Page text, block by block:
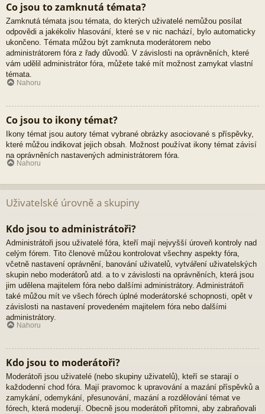
Co jsou to zamknutá témata?
Zamknutá témata jsou témata, do kterých uživatelé nemůžou posílat
odpovědi a jakékoliv hlasování, které se v nic nachází, bylo automaticky
ukončeno. Témata můžou být zamknuta moderátorem nebo
administrátorem fóra z řady důvodů. V závislosti na oprávněních, které
vám udělil administrátor fóra, můžete také mít možnost zamykat vlastní
témata.
Nahoru
Co jsou to ikony témat?
Ikony témat jsou autory témat vybrané obrázky asociované s příspěvky,
které můžou indikovat jejich obsah. Možnost používat ikony témat závisí
na oprávněních nastavených administrátorem fóra.
Nahoru
Uživatelské úrovně a skupiny
Kdo jsou to administrátoři?
Administrátoři jsou uživatelé fóra, kteří mají nejvyšší úroveň kontroly nad
celým fórem. Tito členové můžou kontrolovat všechny aspekty fóra,
včetně nastavení oprávnění, banování uživatelů, vytváření uživatelských
skupin nebo moderátorů atd. a to v závislosti na oprávněních, která jsou
jim udělena majitelem fóra nebo dalšími administrátory. Administrátoři
také můžou mít ve všech fórech úplné moderátorské schopnosti, opět v
závislosti na nastavení provedeném majitelem fóra nebo dalšími
administrátory.
Nahoru
Kdo jsou to moderátoři?
Moderátoři jsou uživatelé (nebo skupiny uživatelů), kteří se starají o
každodenní chod fóra. Mají pravomoc k upravování a mazání příspěvků a
zamykání, odemykání, přesunování, mazání a rozdělování témat ve
fórech, která moderují. Obecně jsou moderátoři přítomni, aby zabraňovali